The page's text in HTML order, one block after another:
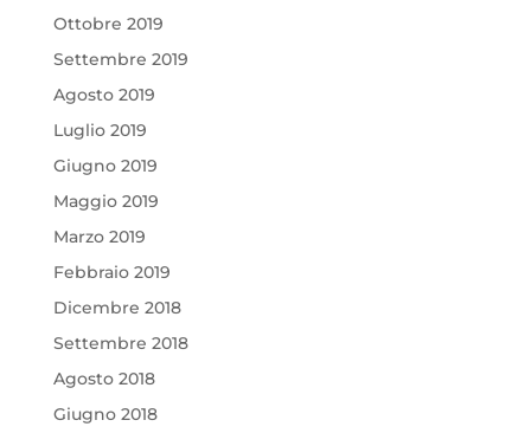
Ottobre 2019
Settembre 2019
Agosto 2019
Luglio 2019
Giugno 2019
Maggio 2019
Marzo 2019
Febbraio 2019
Dicembre 2018
Settembre 2018
Agosto 2018
Giugno 2018